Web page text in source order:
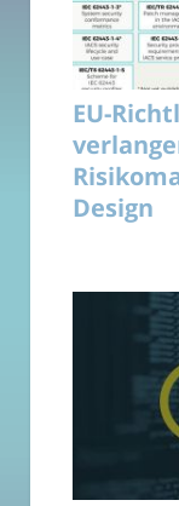
EU-
Design